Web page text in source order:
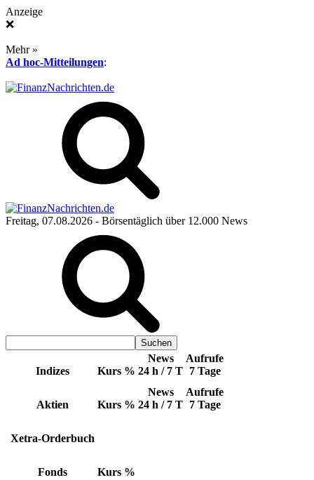
Anzeige
❌
Mehr »
Ad hoc-Mitteilungen:
Freitag, 07.08.2026 - Börsentäglich über 12.000 News
Indizes Kurs %
News
24 h / 7 T
Aufrufe
7 Tage
Aktien Kurs %
News
24 h / 7 T
Aufrufe
7 Tage
Xetra-Orderbuch
Fonds Kurs %